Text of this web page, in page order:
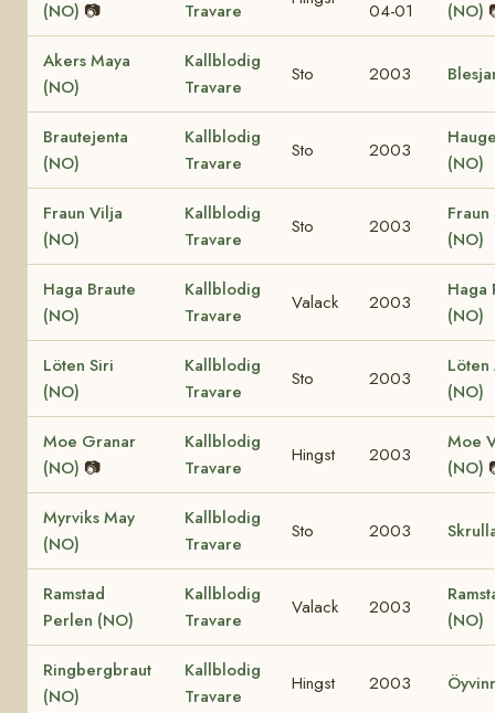
(NO) 📷
Travare
04-01
(NO)
Akers Maya
(NO)
Kallblodig
Travare
Sto 2003
Brautejenta
(NO)
Kallblodig
Travare
Sto 2003
(NO)
Fraun Vilja
(NO)
Kallblodig
Travare
Sto 2003
Fraun
(NO)
Haga Braute
(NO)
Kallblodig
Travare
Valack 2003
Haga
(NO)
Löten Siri
(NO)
Kallblodig
Travare
Sto 2003
Löten
(NO)
Moe Granar
(NO) 📷
Kallblodig
Travare
Hingst 2003
Moe
(NO)
Myrviks May
(NO)
Kallblodig
Travare
Sto 2003
Ramstad
Perlen (NO)
Kallblodig
Travare
Valack 2003
(NO)
Ringbergbraut
(NO)
Kallblodig
Travare
Hingst 2003